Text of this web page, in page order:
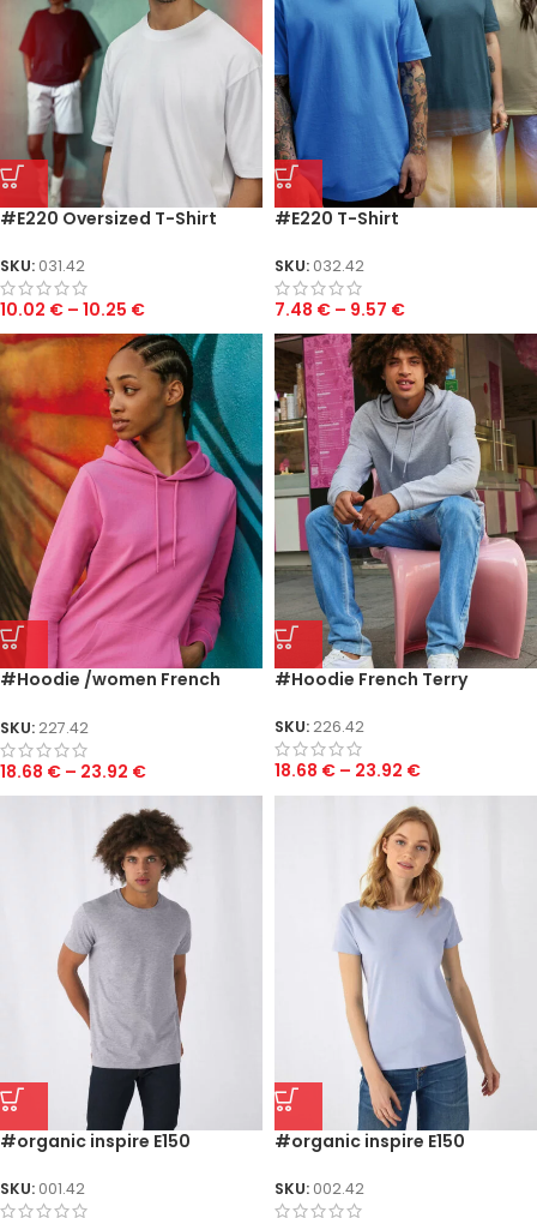
#E220 Oversized T-Shirt
SKU: 031.42
10.02 € – 10.25 €
#E220 T-Shirt
SKU: 032.42
7.48 € – 9.57 €
#Hoodie /women French
SKU: 227.42
18.68 € – 23.92 €
#Hoodie French Terry
SKU: 226.42
18.68 € – 23.92 €
#organic inspire E150
SKU: 001.42
#organic inspire E150
SKU: 002.42